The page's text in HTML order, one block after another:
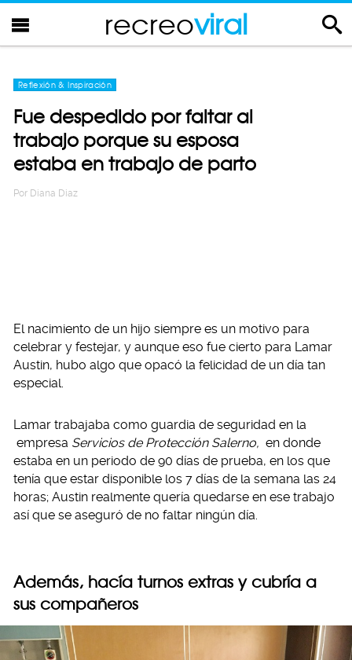
recreoviral
Reflexión & Inspiración
Fue despedido por faltar al
trabajo porque su esposa
estaba en trabajo de parto
Por Diana Diaz
El nacimiento de un hijo siempre es un motivo para
celebrar y festejar, y aunque eso fue cierto para Lamar
Austin, hubo algo que opacó la felicidad de un día tan
especial.
Lamar trabajaba como guardia de seguridad en la
empresa Servicios de Protección Salerno, en donde
estaba en un periodo de 90 días de prueba, en los que
tenía que estar disponible los 7 días de la semana las 24
horas; Austin realmente quería quedarse en ese trabajo
así que se aseguró de no faltar ningún día.
Además, hacía turnos extras y cubría a
sus compañeros